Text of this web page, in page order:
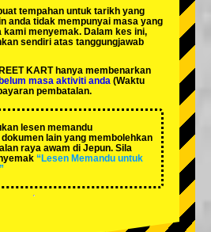
tempahan untuk tarikh yang
anda tidak mempunyai masa yang
menyemak. Dalam kes ini,
sendiri atas tanggungjawab
KART hanya membenarkan
masa aktiviti anda (Waktu
pembatalan.
lesen memandu
lain yang membolehkan
raya awam di Jepun. Sila
“Lesen Memandu untuk